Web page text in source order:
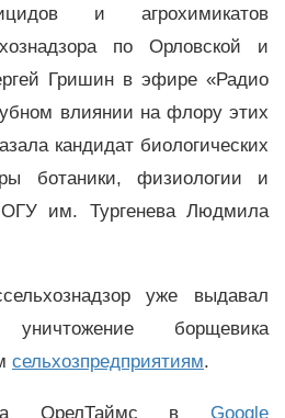
и агрохимикатов
по Орловской и
Гришин в эфире «Радио
влиянии на флору этих
кандидат биологических
ботаники, физиологии и
им. Тургенева Людмила
уже выдавал
борщевика
сельхозпредприятиям.
на ОрелТаймс в Google